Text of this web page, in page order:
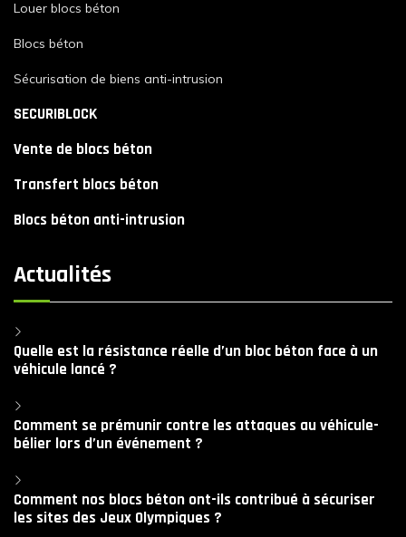
Louer blocs béton
Blocs béton
Sécurisation de biens anti-intrusion
SECURIBLOCK
Vente de blocs béton
Transfert blocs béton
Blocs béton anti-intrusion
Actualités
Quelle est la résistance réelle d’un bloc béton face à un
véhicule lancé ?
Comment se prémunir contre les attaques au véhicule-
bélier lors d’un événement ?
Comment nos blocs béton ont-ils contribué à sécuriser
les sites des Jeux Olympiques ?